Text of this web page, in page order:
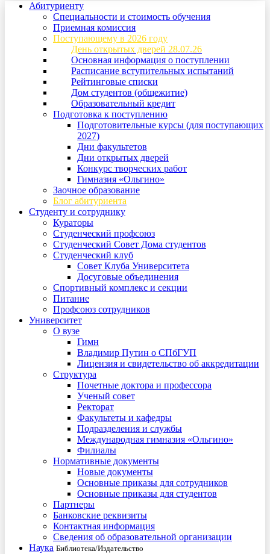
Абитуриенту
Специальности и стоимость обучения
Приемная комиссия
Поступающему в 2026 году
День открытых дверей 28.07.26
Основная информация о поступлении
Расписание вступительных испытаний
Рейтинговые списки
Дом студентов (общежитие)
Образовательный кредит
Подготовка к поступлению
Подготовительные курсы (для поступающих
2027)
Дни факультетов
Дни открытых дверей
Конкурс творческих работ
Гимназия «Ольгино»
Заочное образование
Блог абитуриента
Студенту и сотруднику
Кураторы
Студенческий профсоюз
Студенческий Совет Дома студентов
Студенческий клуб
Совет Клуба Университета
Досуговые объединения
Спортивный комплекс и секции
Питание
Профсоюз сотрудников
Университет
О вузе
Гимн
Владимир Путин о СПбГУП
Лицензия и свидетельство об аккредитации
Структура
Почетные доктора и профессора
Ученый совет
Ректорат
Факультеты и кафедры
Подразделения и службы
Международная гимназия «Ольгино»
Филиалы
Нормативные документы
Новые документы
Основные приказы для сотрудников
Основные приказы для студентов
Партнеры
Банковские реквизиты
Контактная информация
Сведения об образовательной организации
Наука Библиотека/Издательство